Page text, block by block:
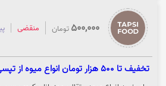
دریافت کنید. برای ورود به کمپین فود کاپ و
«خرید کنید» کلیک نمایید.
500,000 تومان منقضی
تخفیف تا 500 هزار تومان انواع میوه از تپسی فود